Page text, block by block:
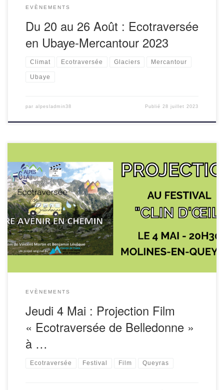
EVÈNEMENTS
Du 20 au 26 Août : Ecotraversée
en Ubaye-Mercantour 2023
Climat Ecotraversée Glaciers Mercantour
Ubaye
par alpesladmin38 Publié 28 juillet 2023
Projection proposée à l’occasion du Festival Clin d’Oeil. Voir
plus d’infos
EVÈNEMENTS
Jeudi 4 Mai : Projection Film
« Ecotraversée de Belledonne »
à …
Ecotraversée Festival Film Queyras